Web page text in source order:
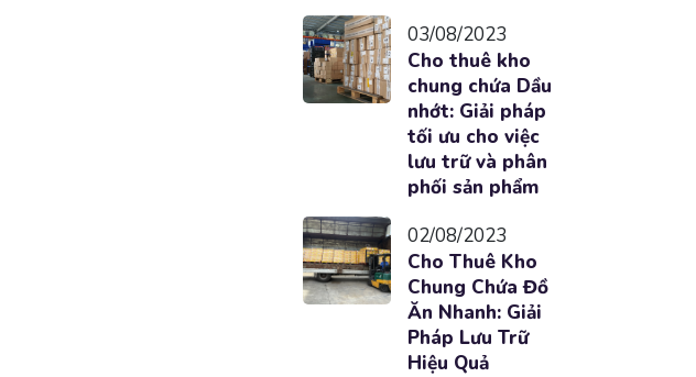
03/08/2023
Cho thuê kho
chung chứa Dầu
nhớt: Giải pháp
tối ưu cho việc
lưu trữ và phân
phối sản phẩm
02/08/2023
Cho Thuê Kho
Chung Chứa Đồ
Ăn Nhanh: Giải
Pháp Lưu Trữ
Hiệu Quả